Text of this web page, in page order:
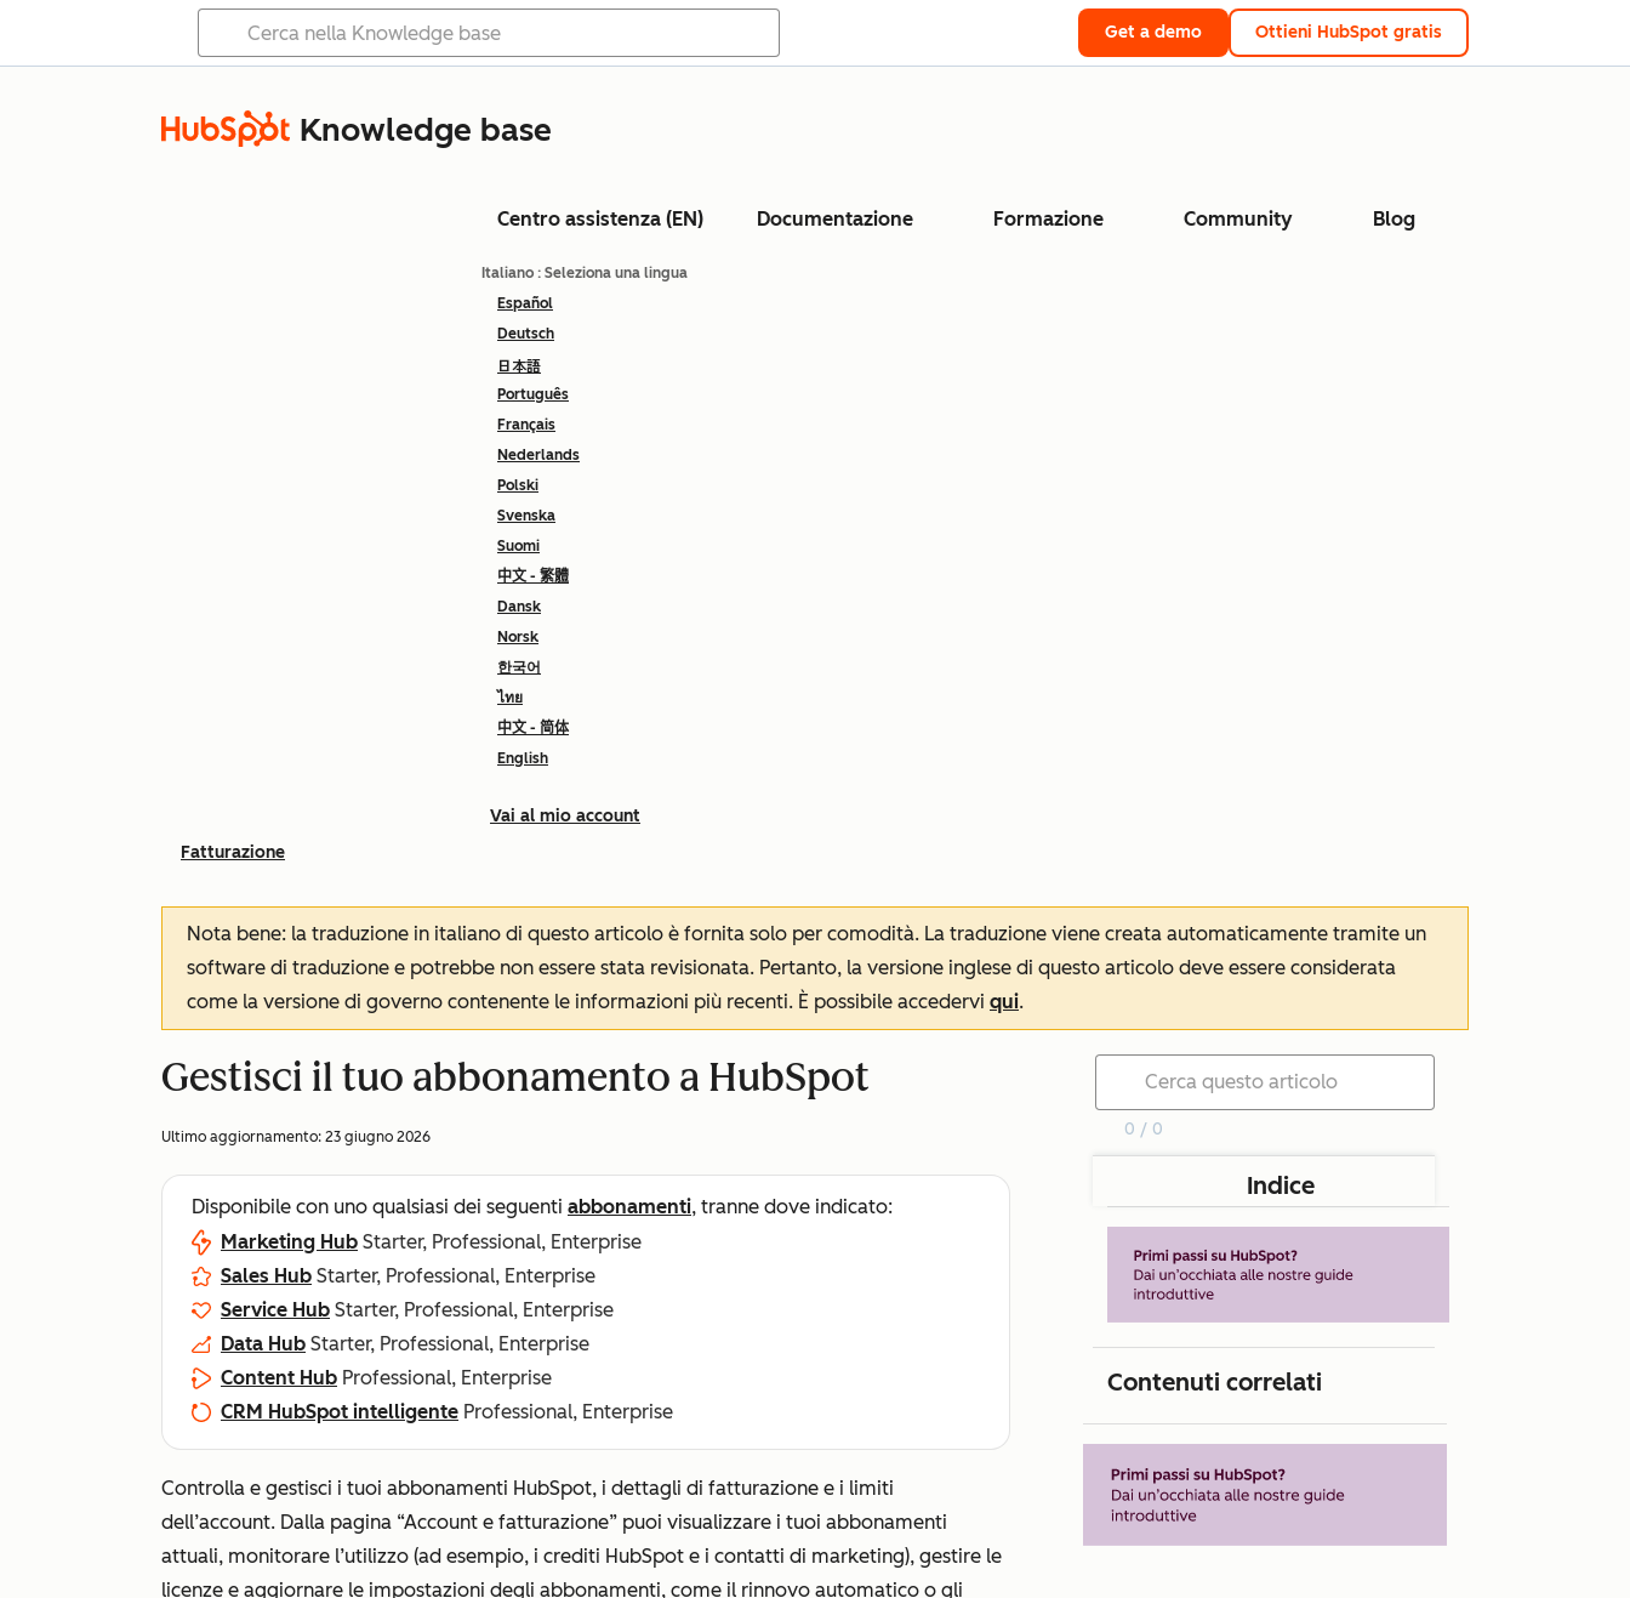
Get a demo Ottieni HubSpot gratis
Knowledge base
Centro assistenza (EN) Documentazione Formazione Community Blog
Italiano : Seleziona una lingua
Español
Deutsch
日本語
Português
Français
Nederlands
Polski
Svenska
Suomi
中文 - 繁體
Dansk
Norsk
한국어
ไทย
中文 - 简体
English
Vai al mio account
Fatturazione
Nota bene: la traduzione in italiano di questo articolo è fornita solo per comodità. La traduzione viene creata automaticamente tramite un
software di traduzione e potrebbe non essere stata revisionata. Pertanto, la versione inglese di questo articolo deve essere considerata
come la versione di governo contenente le informazioni più recenti. È possibile accedervi qui.
Gestisci il tuo abbonamento a HubSpot
Ultimo aggiornamento: 23 giugno 2026
Disponibile con uno qualsiasi dei seguenti abbonamenti, tranne dove indicato:
Marketing Hub Starter, Professional, Enterprise
Sales Hub Starter, Professional, Enterprise
Service Hub Starter, Professional, Enterprise
Data Hub Starter, Professional, Enterprise
Content Hub Professional, Enterprise
CRM HubSpot intelligente Professional, Enterprise
Controlla e gestisci i tuoi abbonamenti HubSpot, i dettagli di fatturazione e i limiti
dell’account. Dalla pagina “Account e fatturazione” puoi visualizzare i tuoi abbonamenti
attuali, monitorare l’utilizzo (ad esempio, i crediti HubSpot e i contatti di marketing), gestire le
licenze e aggiornare le impostazioni degli abbonamenti, come il rinnovo automatico o gli
0 / 0
Indice
Contenuti correlati